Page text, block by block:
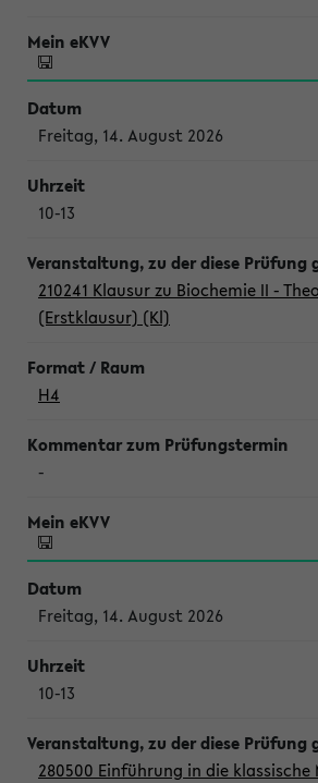
Freitag, 14. August 2026
10-13
210241 Klausur zu Biochemie II -
(Erstklausur) (Kl)
H4
-
Freitag, 14. August 2026
10-13
280500 Einführung in die klassische